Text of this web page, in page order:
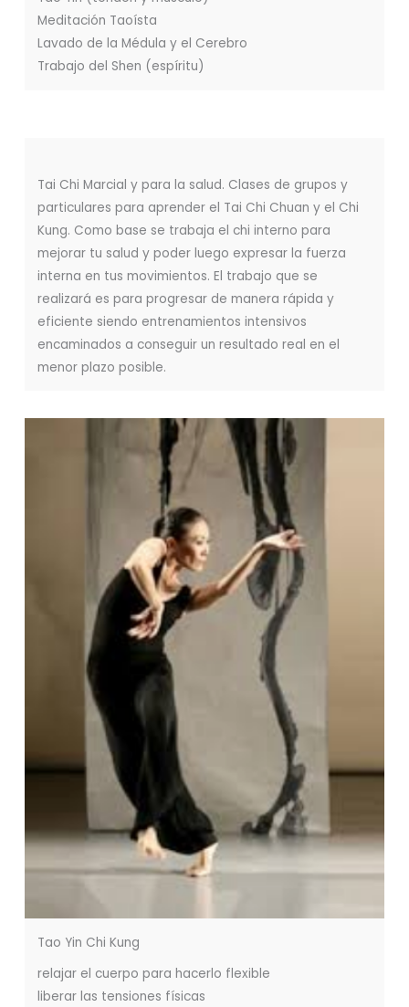
Meditación Taoísta
Lavado de la Médula y el Cerebro
Trabajo del Shen (espíritu)
Tai Chi Marcial y para la salud. Clases de grupos y
particulares para aprender el Tai Chi Chuan y el Chi
Kung. Como base se trabaja el chi interno para
mejorar tu salud y poder luego expresar la fuerza
interna en tus movimientos. El trabajo que se
realizará es para progresar de manera rápida y
eficiente siendo entrenamientos intensivos
encaminados a conseguir un resultado real en el
menor plazo posible.
Tao Yin Chi Kung
relajar el cuerpo para hacerlo flexible
liberar las tensiones físicas